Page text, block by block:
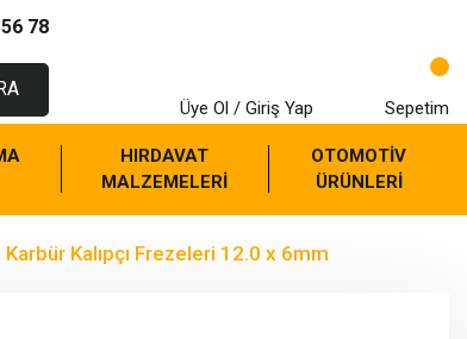
78
Üye Ol / Giriş Yap Sepetim
HIRDAVAT
MALZEMELERİ
OTOMOTİV
ÜRÜNLERİ
Kalıpçı Frezeleri 12.0 x 6mm